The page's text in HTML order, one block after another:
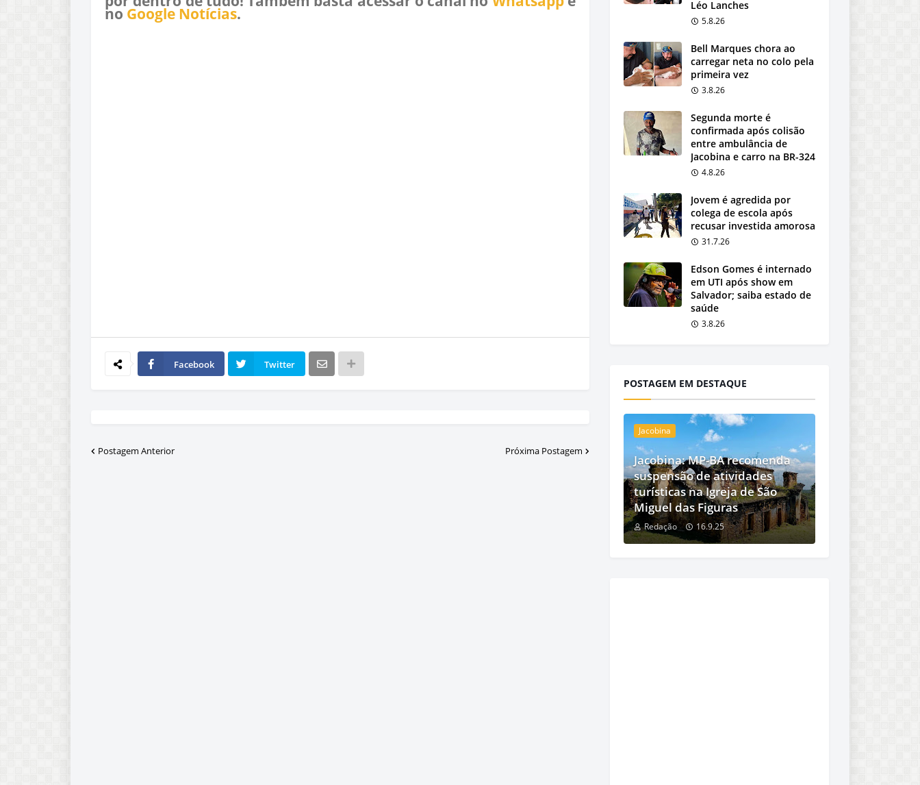
no Google Notícias.
Facebook Twitter
Postagem Anterior Próxima Postagem
Léo Lanches
5.8.26
Bell Marques chora ao
carregar neta no colo pela
primeira vez
3.8.26
Segunda morte é
confirmada após colisão
entre ambulância de
Jacobina e carro na BR-324
4.8.26
Jovem é agredida por
colega de escola após
recusar investida amorosa
31.7.26
Edson Gomes é internado
em UTI após show em
Salvador; saiba estado de
saúde
3.8.26
POSTAGEM EM DESTAQUE
Jacobina
Jacobina: MP-BA recomenda
suspensão de atividades
turísticas na Igreja de São
Miguel das Figuras
Redação 16.9.25